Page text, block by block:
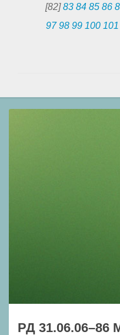
[82]83 84 85 86
97 98 99 100 101
РД 31.06.06–86